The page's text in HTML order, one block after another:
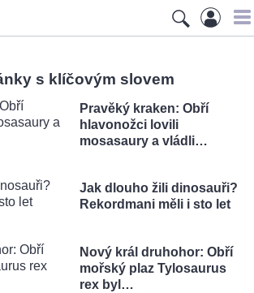
s klíčovým slovem
Pravěký kraken: Obří
hlavonožci lovili
mosasaury a vládli…
Jak dlouho žili dinosauři?
Rekordmani měli i sto let
Nový král druhohor: Obří
mořský plaz Tylosaurus
rex byl…